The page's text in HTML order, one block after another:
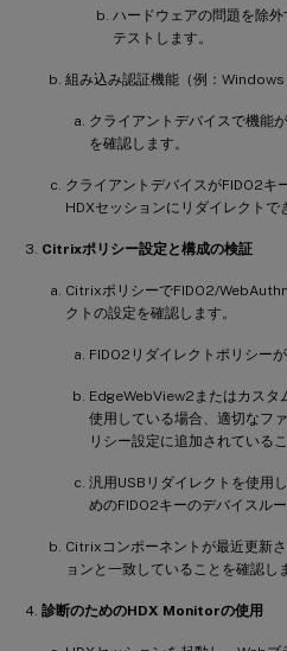
ハードウェアの問題を除
テストします。
組み込み認証機能（例：
クライアントデバイスで機能
を確認します。
クライアントデバイスがFIDO2
HDXセッションにリダイレクトで
Citrixポリシー設定と構成の検証
CitrixポリシーでFIDO2/
クトの設定を確認します。
FIDO2リダイレクトポリシー
EdgeWebView2またはカスタ
使用している場合、適切なフ
リシー設定に追加されているこ
汎用USBリダイレクトを使用
めのFIDO2キーのデバイスル
Citrixコンポーネントが最近更新
ョンと一致していることを確認し
診断のためのHDX Monitorの使用